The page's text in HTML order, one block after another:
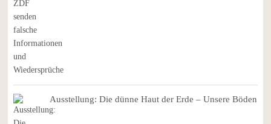
Ausstellung: Die dünne Haut der Erde – Unsere Böden